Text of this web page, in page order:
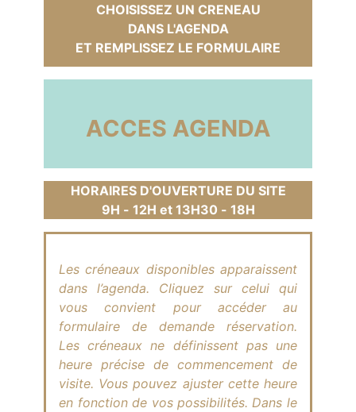
CHOISISSEZ UN CRENEAU
DANS L'AGENDA
ET REMPLISSEZ LE FORMULAIRE
ACCES AGENDA
HORAIRES D'OUVERTURE DU SITE
9H - 12H et 13H30 - 18H
Les créneaux disponibles apparaissent
dans l’agenda. Cliquez sur celui qui
vous convient pour accéder au
formulaire de demande réservation.
Les créneaux ne définissent pas une
heure précise de commencement de
visite. Vous pouvez ajuster cette heure
en fonction de vos possibilités. Dans le